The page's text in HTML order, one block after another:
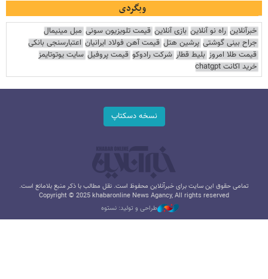
وبگردی
خبرآنلاین راه نو آنلاین بازی آنلاین قیمت تلویزیون سونی مبل مینیمال
جراح بینی گوشتی پرشین هتل قیمت آهن فولاد ایرانیان اعتبارسنجی بانکی
قیمت طلا امروز بلیط قطار شرکت رادوکو قیمت پروفیل سایت یوتوتایمز
خرید اکانت chatgpt
نسخه دسکتاپ
تمامی حقوق این سایت برای خبرآنلاین محفوظ است. نقل مطالب با ذکر منبع بلامانع است.
Copyright © 2025 khabaronline News Agancy, All rights reserved
طراحی و تولید: نستوه